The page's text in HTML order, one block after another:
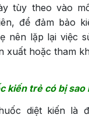
tùy theo vào
để đảm bảo
nên lặp lại việc
xuất hoặc tham
kiến trẻ có bị sao
diệt kiến là